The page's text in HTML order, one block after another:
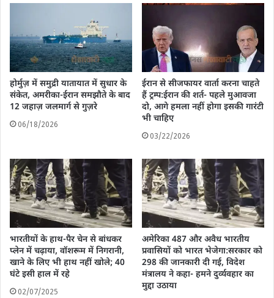
होर्मुज़ में समुद्री यातायात में सुधार के
संकेत, अमरीका-ईरान समझौते के बाद
12 जहाज़ जलमार्ग से गुज़रे
06/18/2026
ईरान से सीजफायर वार्ता करना चाहते
हैं ट्रम्प:ईरान की शर्त- पहले मुआवजा
दो, आगे हमला नहीं होगा इसकी गारंटी
भी चाहिए
03/22/2026
भारतीयों के हाथ-पैर चेन से बांधकर
प्लेन में चढ़ाया, वॉशरूम में निगरानी,
खाने के लिए भी हाथ नहीं खोले; 40
घंटे इसी हाल में रहे
02/07/2025
अमेरिका 487 और अवैध भारतीय
प्रवासियों को भारत भेजेगा:सरकार को
298 की जानकारी दी गई, विदेश
मंत्रालय ने कहा- हमने दुर्व्यवहार का
मुद्दा उठाया